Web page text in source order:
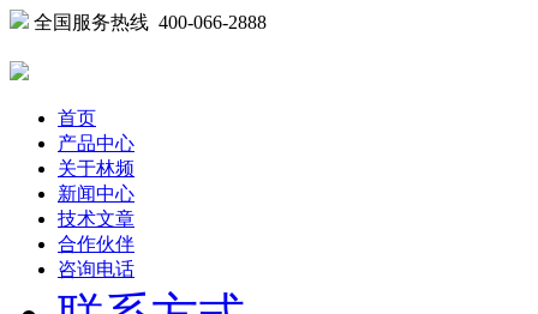
全国服务热线 400-066-2888
首页
产品中心
关于林频
新闻中心
技术文章
合作伙伴
咨询电话